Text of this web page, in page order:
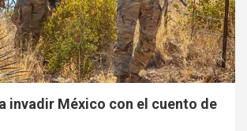
invadir México con el cuento de